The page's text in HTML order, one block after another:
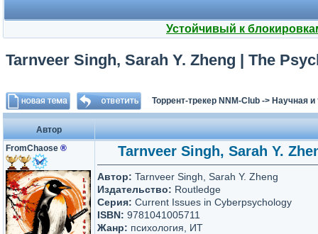
Устойчивый к
Tarnveer Singh, Sarah Y. Zheng | The
Торрент-трекер NNM-Club -> Научная и
Автор
FromChaose ® Tarnveer Singh, Sarah Y.
Автор: Tarnveer Singh, Sarah Y. Zheng
Издательство: Routledge
Серия: Current Issues in Cyberpsychology
ISBN: 9781041005711
Жанр: психология, ИТ